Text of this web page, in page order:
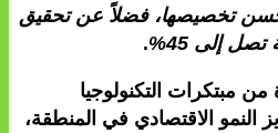
تخصيصها، فضلاً عن تحقيق
إلى 45%
.
مبتكرات التكنولوجيا
النمو الاقتصادي في المنطقة،